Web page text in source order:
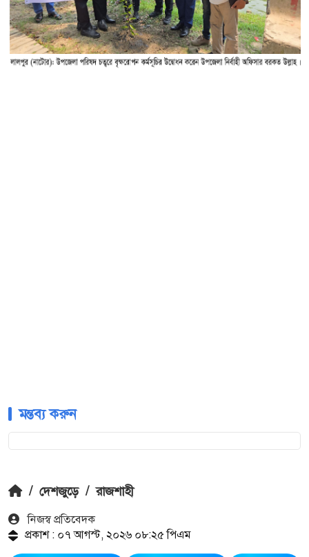
মন্তব্য করুন
/ দেশজুড়ে / রাজশাহী
নিজস্ব প্রতিবেদক
প্রকাশ : ০৭ আগস্ট, ২০২৬ ০৮:২৫ পিএম